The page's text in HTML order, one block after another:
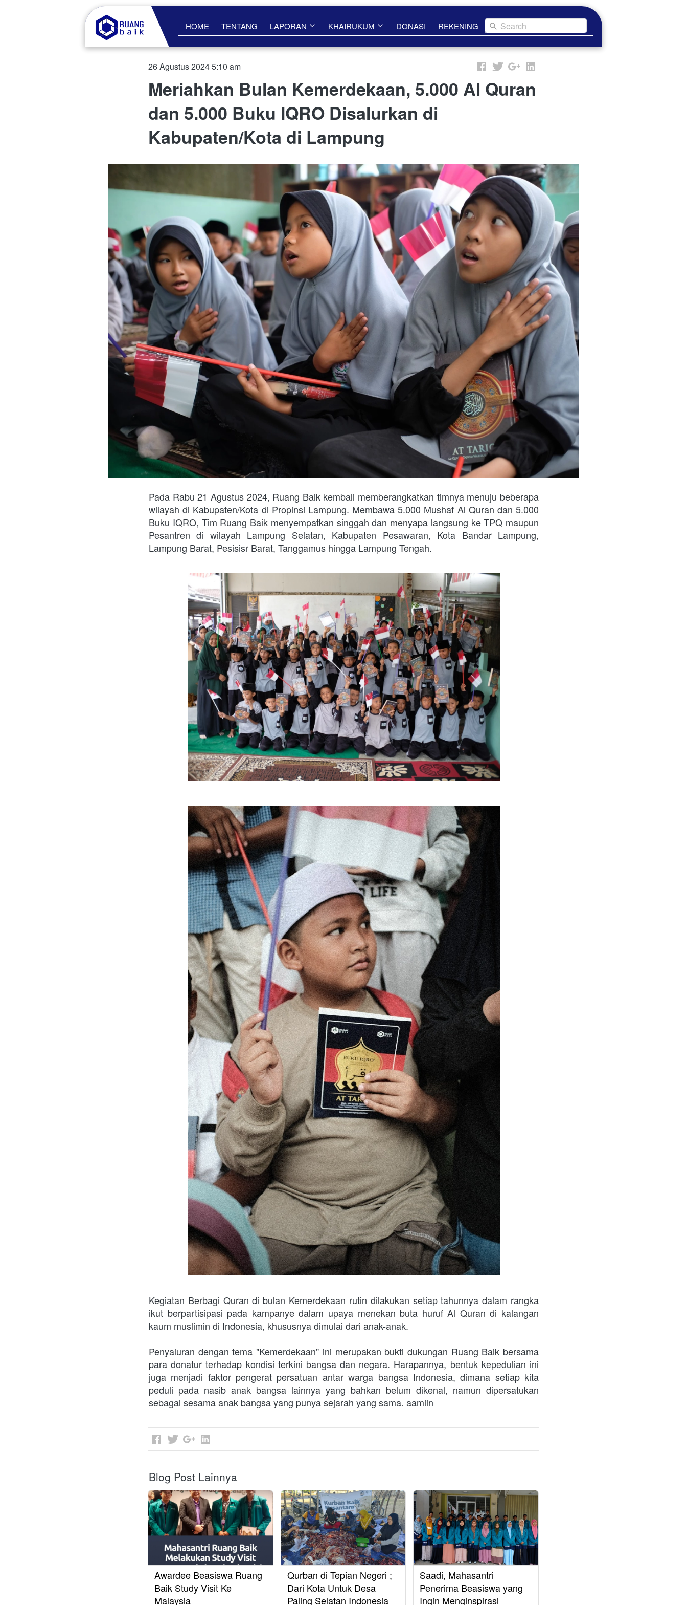
HOME TENTANG LAPORAN KHAIRUKUM DONASI REKENING Search
26 Agustus 2024 5:10 am
Meriahkan Bulan Kemerdekaan, 5.000 Al Quran
dan 5.000 Buku IQRO Disalurkan di
Kabupaten/Kota di Lampung
Pada Rabu 21 Agustus 2024, Ruang Baik kembali memberangkatkan timnya menuju beberapa
wilayah di Kabupaten/Kota di Propinsi Lampung. Membawa 5.000 Mushaf Al Quran dan 5.000
Buku IQRO, Tim Ruang Baik menyempatkan singgah dan menyapa langsung ke TPQ maupun
Pesantren di wilayah Lampung Selatan, Kabupaten Pesawaran, Kota Bandar Lampung,
Lampung Barat, Pesisisr Barat, Tanggamus hingga Lampung Tengah.
Kegiatan Berbagi Quran di bulan Kemerdekaan rutin dilakukan setiap tahunnya dalam rangka
ikut berpartisipasi pada kampanye dalam upaya menekan buta huruf Al Quran di kalangan
kaum muslimin di Indonesia, khususnya dimulai dari anak-anak.
Penyaluran dengan tema "Kemerdekaan" ini merupakan bukti dukungan Ruang Baik bersama
para donatur terhadap kondisi terkini bangsa dan negara. Harapannya, bentuk kepedulian ini
juga menjadi faktor pengerat persatuan antar warga bangsa Indonesia, dimana setiap kita
peduli pada nasib anak bangsa lainnya yang bahkan belum dikenal, namun dipersatukan
sebagai sesama anak bangsa yang punya sejarah yang sama. aamiin
Blog Post Lainnya
Awardee Beasiswa Ruang
Baik Study Visit Ke
Malaysia
Qurban di Tepian Negeri ;
Dari Kota Untuk Desa
Paling Selatan Indonesia
Saadi, Mahasantri
Penerima Beasiswa yang
Ingin Menginspirasi